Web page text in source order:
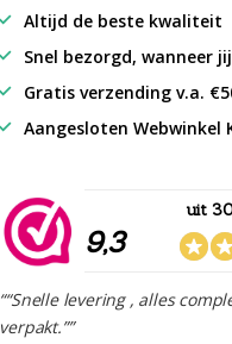
Altijd de beste kwaliteit
Snel bezorgd, wanneer
Gratis verzending v.a.
Aangesloten Webwinkel
9,3
uit
““Snelle levering , alles
verpakt.””